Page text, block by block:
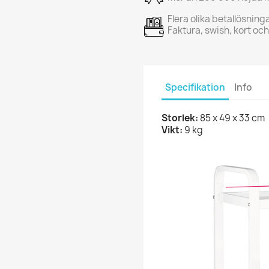
Flera olika
Faktura, swish, kort
Specifikation Info
Storlek: 85 x 49 x 33 cm
Vikt: 9 kg